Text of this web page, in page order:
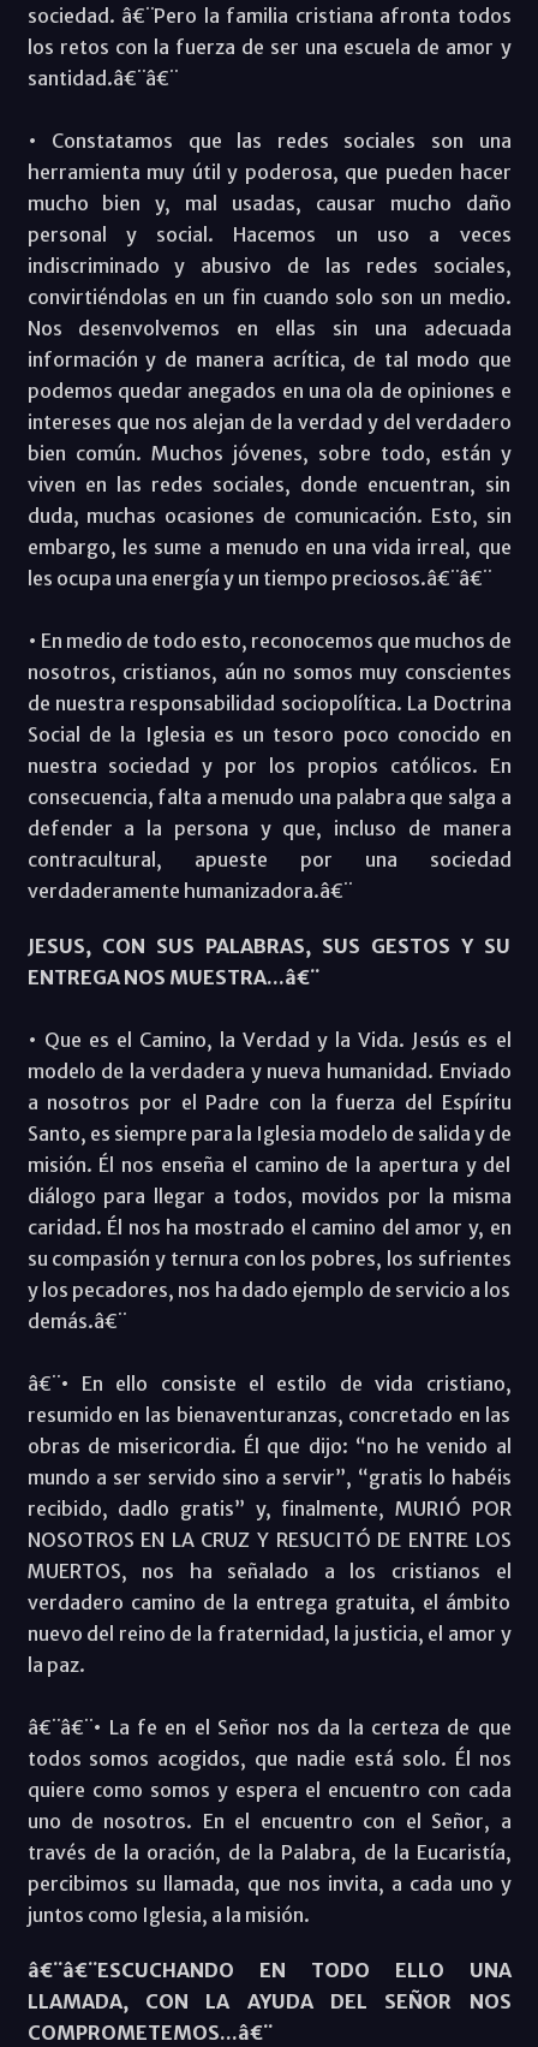
sociedad. â€¨Pero la familia cristiana afronta todos
los retos con la fuerza de ser una escuela de amor y
santidad.â€¨â€¨
• Constatamos que las redes sociales son una
herramienta muy útil y poderosa, que pueden hacer
mucho bien y, mal usadas, causar mucho daño
personal y social. Hacemos un uso a veces
indiscriminado y abusivo de las redes sociales,
convirtiéndolas en un fin cuando solo son un medio.
Nos desenvolvemos en ellas sin una adecuada
información y de manera acrítica, de tal modo que
podemos quedar anegados en una ola de opiniones e
intereses que nos alejan de la verdad y del verdadero
bien común. Muchos jóvenes, sobre todo, están y
viven en las redes sociales, donde encuentran, sin
duda, muchas ocasiones de comunicación. Esto, sin
embargo, les sume a menudo en una vida irreal, que
les ocupa una energía y un tiempo preciosos.â€¨â€¨
• En medio de todo esto, reconocemos que muchos de
nosotros, cristianos, aún no somos muy conscientes
de nuestra responsabilidad sociopolítica. La Doctrina
Social de la Iglesia es un tesoro poco conocido en
nuestra sociedad y por los propios católicos. En
consecuencia, falta a menudo una palabra que salga a
defender a la persona y que, incluso de manera
contracultural, apueste por una sociedad
verdaderamente humanizadora.â€¨
JESUS, CON SUS PALABRAS, SUS GESTOS Y SU
ENTREGA NOS MUESTRA...â€¨
• Que es el Camino, la Verdad y la Vida. Jesús es el
modelo de la verdadera y nueva humanidad. Enviado
a nosotros por el Padre con la fuerza del Espíritu
Santo, es siempre para la Iglesia modelo de salida y de
misión. Él nos enseña el camino de la apertura y del
diálogo para llegar a todos, movidos por la misma
caridad. Él nos ha mostrado el camino del amor y, en
su compasión y ternura con los pobres, los sufrientes
y los pecadores, nos ha dado ejemplo de servicio a los
demás.â€¨
â€¨• En ello consiste el estilo de vida cristiano,
resumido en las bienaventuranzas, concretado en las
obras de misericordia. Él que dijo: “no he venido al
mundo a ser servido sino a servir”, “gratis lo habéis
recibido, dadlo gratis” y, finalmente, MURIÓ POR
NOSOTROS EN LA CRUZ Y RESUCITÓ DE ENTRE LOS
MUERTOS, nos ha señalado a los cristianos el
verdadero camino de la entrega gratuita, el ámbito
nuevo del reino de la fraternidad, la justicia, el amor y
la paz.
â€¨â€¨• La fe en el Señor nos da la certeza de que
todos somos acogidos, que nadie está solo. Él nos
quiere como somos y espera el encuentro con cada
uno de nosotros. En el encuentro con el Señor, a
través de la oración, de la Palabra, de la Eucaristía,
percibimos su llamada, que nos invita, a cada uno y
juntos como Iglesia, a la misión.
â€¨â€¨ESCUCHANDO EN TODO ELLO UNA
LLAMADA, CON LA AYUDA DEL SEÑOR NOS
COMPROMETEMOS...â€¨